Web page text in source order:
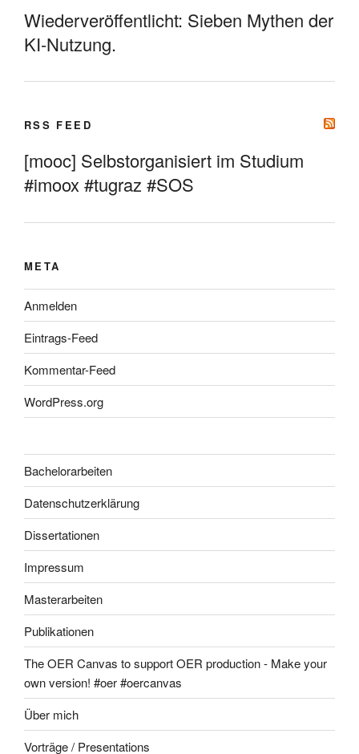
Wiederveröffentlicht: Sieben Mythen der
KI-Nutzung.
RSS FEED
[mooc] Selbstorganisiert im Studium
#imoox #tugraz #SOS
META
Anmelden
Eintrags-Feed
Kommentar-Feed
WordPress.org
Bachelorarbeiten
Datenschutzerklärung
Dissertationen
Impressum
Masterarbeiten
Publikationen
The OER Canvas to support OER production - Make your
own version! #oer #oercanvas
Über mich
Vorträge / Presentations